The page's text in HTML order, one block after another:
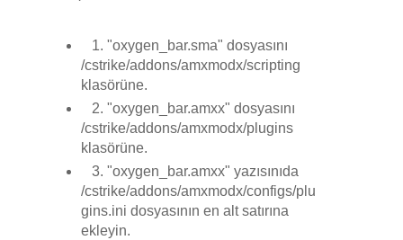
1. "oxygen_bar.sma" dosyasını
/cstrike/addons/amxmodx/scripting
klasörüne.
2. "oxygen_bar.amxx" dosyasını
/cstrike/addons/amxmodx/plugins
klasörüne.
3. "oxygen_bar.amxx" yazısınıda
/cstrike/addons/amxmodx/configs/plu
gins.ini dosyasının en alt satırına
ekleyin.